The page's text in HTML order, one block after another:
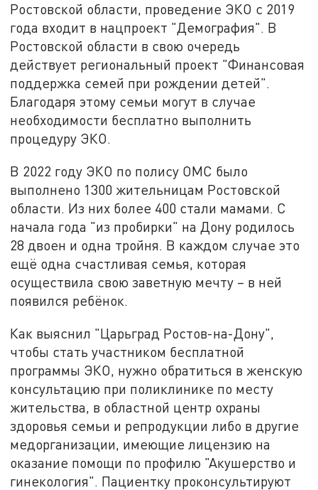
Ростовской области, проведение ЭКО с 2019
года входит в нацпроект "Демография". В
Ростовской области в свою очередь
действует региональный проект "Финансовая
поддержка семей при рождении детей".
Благодаря этому семьи могут в случае
необходимости бесплатно выполнить
процедуру ЭКО.
В 2022 году ЭКО по полису ОМС было
выполнено 1300 жительницам Ростовской
области. Из них более 400 стали мамами. С
начала года "из пробирки" на Дону родилось
28 двоен и одна тройня. В каждом случае это
ещё одна счастливая семья, которая
осуществила свою заветную мечту – в ней
появился ребёнок.
Как выяснил "Царьград Ростов-на-Дону",
чтобы стать участником бесплатной
программы ЭКО, нужно обратиться в женскую
консультацию при поликлинике по месту
жительства, в областной центр охраны
здоровья семьи и репродукции либо в другие
медорганизации, имеющие лицензию на
оказание помощи по профилю "Акушерство и
гинекология". Пациентку проконсультируют